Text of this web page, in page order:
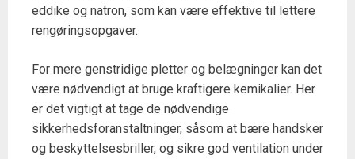
eddike og natron, som kan være effektive til lettere
rengøringsopgaver.
For mere genstridige pletter og belægninger kan det
være nødvendigt at bruge kraftigere kemikalier. Her
er det vigtigt at tage de nødvendige
sikkerhedsforanstaltninger, såsom at bære handsker
og beskyttelsesbriller, og sikre god ventilation under